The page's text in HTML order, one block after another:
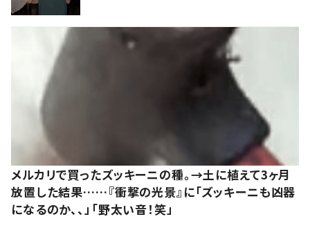
メルカリで買ったズッキーニの種。→土に植えて3ヶ月
放置した結果……『衝撃の光景』に「ズッキーニも凶器
になるのか、、」「野太い音！笑」